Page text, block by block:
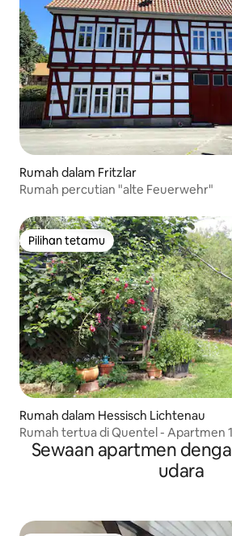
Rumah dalam Fritzlar
Rumah percutian "alte Feuerwehr"
Pilihan tetamu
Pilihan tetamu
Rumah dalam Hessisch Lichtenau
Rumah tertua di Quentel - Apartmen
kecil
Sewaan apartmen
udara